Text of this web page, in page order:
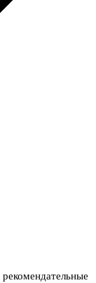
рекомендательные